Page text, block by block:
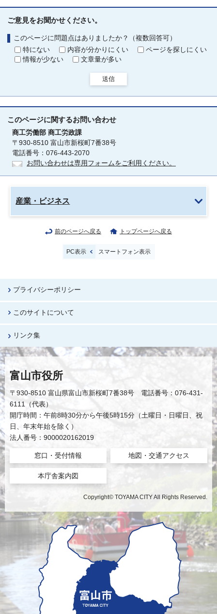
ご意見をお聞かせください。
このページに問題点はありましたか？（複数回答可）
特にない
内容が分かりにくい
ページを探しにくい
情報が少ない
文章量が多い
送信
このページに関するお問い合わせ
商工労働部 商工労政課
〒930-8510 富山市新桜町7番38号
電話番号：076-443-2070
お問い合わせは専用フォームをご利用ください。
産業・ビジネス
前のページへ戻る トップページへ戻る
PC表示 スマートフォン表示
プライバシーポリシー
このサイトについて
リンク集
富山市役所
〒930-8510 富山県富山市新桜町7番38号 電話番号：076-431-
6111（代表）
開庁時間：午前8時30分から午後5時15分（土曜日・日曜日、祝
日、年末年始を除く）
法人番号：9000020162019
窓口・受付情報 地図・交通アクセス
本庁舎案内図
Copyright© TOYAMA CITY All Rights Reserved.